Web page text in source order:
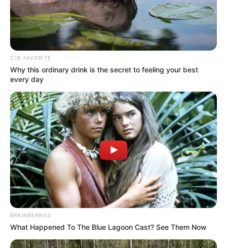
What Happened To The Blue Lagoon Cast? See
Them Now
Brainberries